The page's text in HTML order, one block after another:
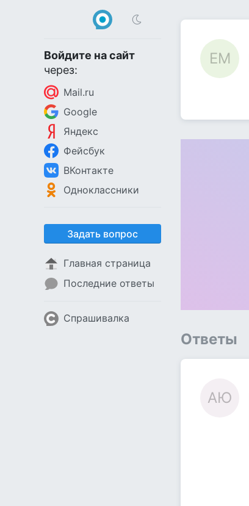
Войдите на сайт
через:
Mail.ru
Google
Яндекс
Фейсбук
ВКонтакте
Одноклассники
Задать вопрос
Главная страница
Последние ответы
Спрашивалка
ЕМ
Ответы
АЮ